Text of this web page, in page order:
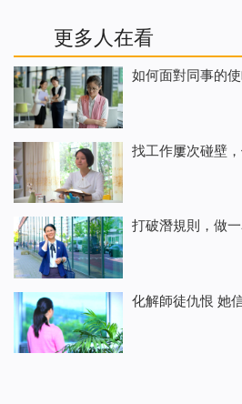
更多人在看
如何面對同事的
找工作屢次碰壁
打破潛規則，做
化解師